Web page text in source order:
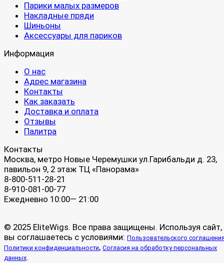
Парики малых размеров
Накладные пряди
Шиньоны
Аксессуары для париков
Информация
О нас
Адрес магазина
Контакты
Как заказать
Доставка и оплата
Отзывы
Палитра
Контакты
Москва, метро Новые Черемушки ул.Гарибальди д. 23,
павильон 9, 2 этаж ТЦ «Панорама»
8-800-511-28-21
8-910-081-00-77
Ежедневно 10:00— 21:00
© 2025 EliteWigs. Все права защищены. Используя сайт,
вы соглашаетесь с условиями: Пользовательского
Политики конфиденциальности, Согласия на обработку персональных
данных.